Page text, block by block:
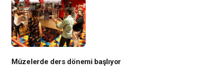
Müzelerde ders dönemi başlıyor